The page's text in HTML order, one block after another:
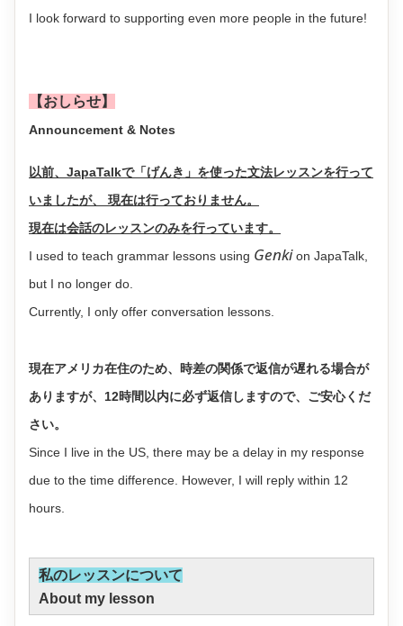
I look forward to supporting even more people in the future!
【おしらせ】
Announcement & Notes
以前、JapaTalkで「げんき」を使った文法レッスンを行って
いましたが、 現在は行っておりません。
現在は会話のレッスンのみを行っています。
I used to teach grammar lessons using Genkion JapaTalk,
but I no longer do.
Currently, I only offer conversation lessons.
現在アメリカ在住のため、時差の関係で返信が遅れる場合が
ありますが、12時間以内に必ず返信しますので、ご安心くだ
さい。
Since I live in the US, there may be a delay in my response
due to the time difference. However, I will reply within 12
hours.
私のレッスンについて
About my lesson